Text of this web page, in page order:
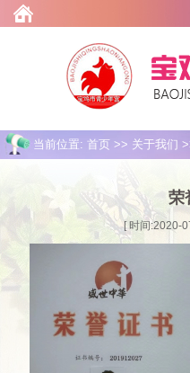
当前位置: 首页 >> 关于我们
荣
[ 时间:2020-